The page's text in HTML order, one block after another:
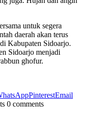
untuk segera
daerah akan terus
Kabupaten Sidoarjo.
Sidoarjo menjadi
ghofur.
PinterestEmail
0 comments